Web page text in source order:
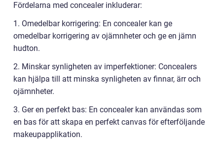
Fördelarna med concealer inkluderar:
1. Omedelbar korrigering: En concealer kan ge
omedelbar korrigering av ojämnheter och ge en jämn
hudton.
2. Minskar synligheten av imperfektioner: Concealers
kan hjälpa till att minska synligheten av finnar, ärr och
ojämnheter.
3. Ger en perfekt bas: En concealer kan användas som
en bas för att skapa en perfekt canvas för efterföljande
makeupapplikation.